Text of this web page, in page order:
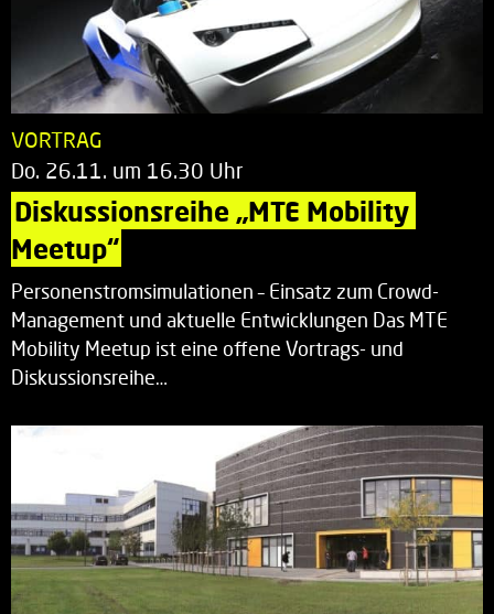
VORTRAG
Do. 26.11. um 16.30 Uhr
Diskussionsreihe „MTE Mobility
Meetup“
Personenstromsimulationen – Einsatz zum Crowd-
Management und aktuelle Entwicklungen Das MTE
Mobility Meetup ist eine offene Vortrags- und
Diskussionsreihe…